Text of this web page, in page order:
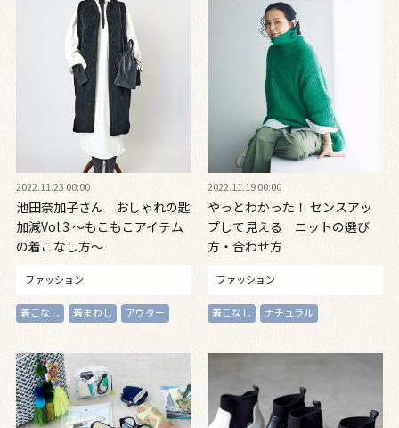
2022.11.23 00:00
池田奈加子さん おしゃれの匙
加減Vol.3 〜もこもこアイテム
の着こなし方〜
ファッション
着こなし 着まわし アウター
2022.11.19 00:00
やっとわかった！ センスアッ
プして見える ニットの選び
方・合わせ方
ファッション
着こなし ナチュラル